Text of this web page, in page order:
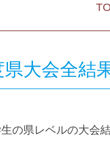
大会全結
の県レベルの大会